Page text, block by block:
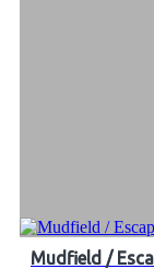
Mudfield /